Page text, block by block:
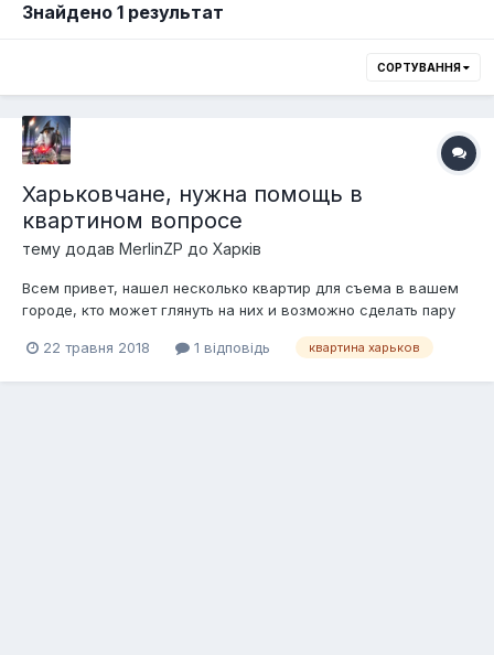
Знайдено 1 результат
СОРТУВАННЯ
Харьковчане, нужна помощь в
квартином вопросе
тему додав MerlinZP до Харків
Всем привет, нашел несколько квартир для съема в вашем
городе, кто может глянуть на них и возможно сделать пару
Ну и помочь с пониманием ценовой политики на рынке
22 травня 2018 1 відповідь квартина харьков